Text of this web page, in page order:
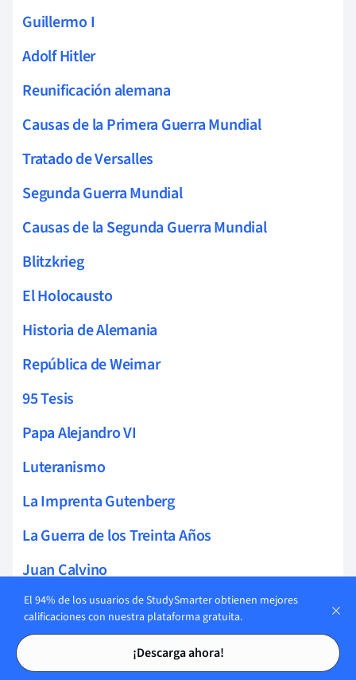
Tarjetas de estudio
Tarjetas de estudio
Guillermo I
Adolf Hitler
Reunificación alemana
Causas de la Primera Guerra Mundial
Tratado de Versalles
Segunda Guerra Mundial
Causas de la Segunda Guerra Mundial
Blitzkrieg
El Holocausto
Historia de Alemania
República de Weimar
95 Tesis
Papa Alejandro VI
Luteranismo
La Imprenta Gutenberg
La Guerra de los Treinta Años
Juan Calvino
Iglesia Luterana
Hugonotes
Guerras Italianas
El 94% de los usuarios de StudySmarter obtienen mejores
calificaciones con nuestra plataforma gratuita.
¡Descarga ahora!